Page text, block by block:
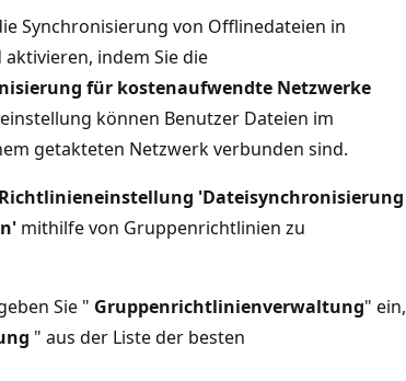
Synchronisierung von Offlinedateien in
indem Sie die
für kostenaufwendte Netzwerke
können Benutzer Dateien im
getakteten Netzwerk verbunden sind.
Richtlinieneinstellung 'Dateisynchronisierung
mithilfe von Gruppenrichtlinien zu
Sie " Gruppenrichtlinienverwaltung" ein,
" aus der Liste der besten